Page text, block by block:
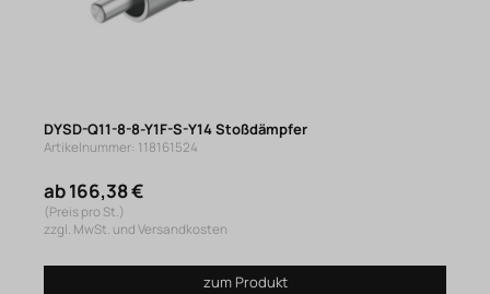
DYSD-Q11-8-8-Y1F-S-Y14 Stoßdämpfer
Artikelnummer: 118161524
ab 166,38 €
(Preis pro St.)
zzgl. MwSt. und Versandkosten
zum Produkt